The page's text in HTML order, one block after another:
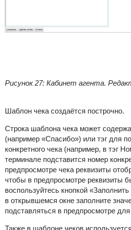
Рисунок 27: Кабинет агента.
Шаблон чека создаётся построчно.
Строка шаблона чека может
(например «Спасибо») или тэг для
конкретного чека (например, в тэг
терминале подставится номер
предпросмотре чека реквизиты
чтобы в предпросмотре реквизиты
воспользуйтесь кнопкой
в открывшемся окне заполните
подставляться в предпросмотре
Также в шаблоне чеков